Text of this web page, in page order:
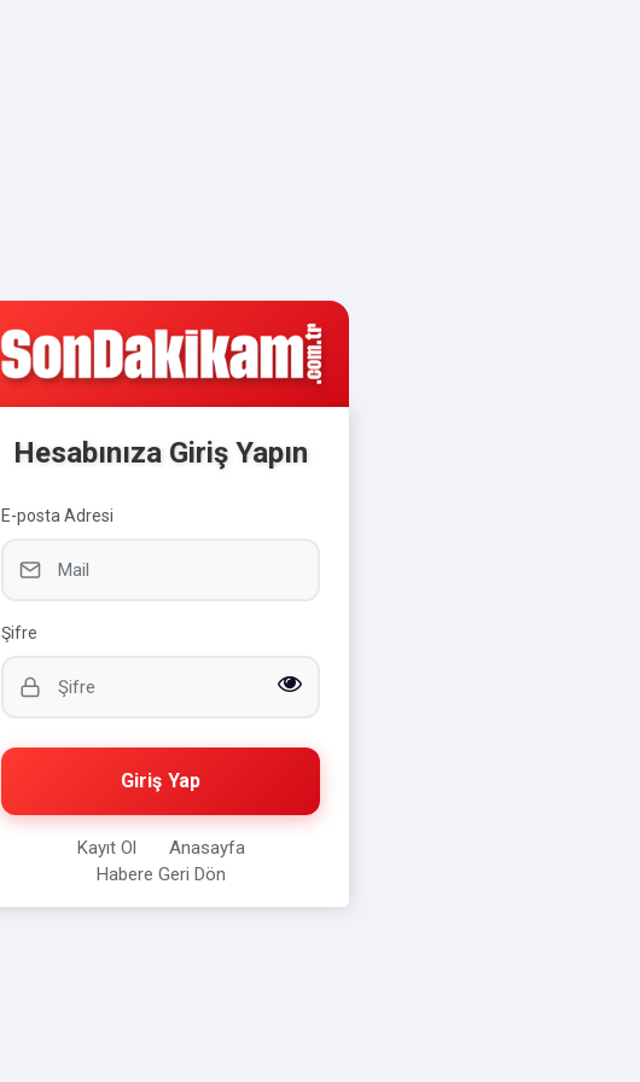
Hesabınıza Giriş Yapın
E-posta Adresi
Şifre
Giriş Yap
Kayıt Ol
Anasayfa
Habere Geri Dön